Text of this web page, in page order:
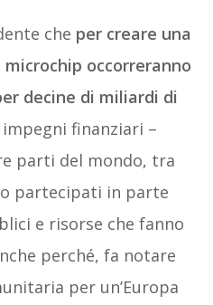
che per creare una
occorreranno
decine di miliardi di
finanziari –
parti del mondo, tra
partecipati in parte
e risorse che fanno
perché, fa notare
per un’Europa